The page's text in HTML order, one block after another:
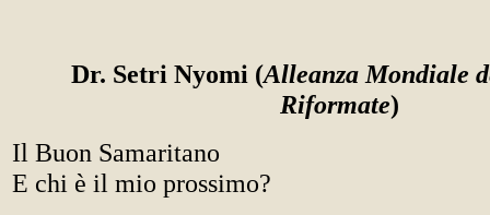
Dr. Setri Nyomi (Alleanza Mondiale
Riformate)
Il Buon Samaritano
E chi è il mio prossimo?